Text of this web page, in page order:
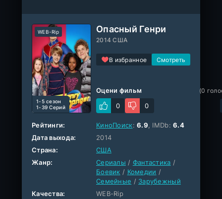
Опасный Генри
2014 США
В избранное
WEB-Rip
1-5 cезон
1-39 Серий
Оцени фильм
0
0
(0
Рейтинги: КиноПоиск:6.9, IMDb:6.4
Дата выхода:
2014
Страна:
США
Жанр:
Сериалы / Фантастика /
Боевик / Комедии /
Семейные / Зарубежный
Качества:
WEB-Rip